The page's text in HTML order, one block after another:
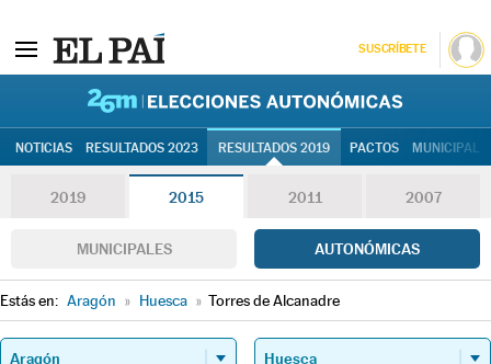
SUSCRÍBETE
NOTICIAS RESULTADOS 2023 RESULTADOS 2019 PACTOS
2019 2015 2011 2007
MUNICIPALES AUTONÓMICAS
Estás en: Aragón » Huesca » Torres de Alcanadre